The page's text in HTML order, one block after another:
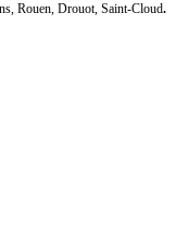
Rouen, Drouot, Saint-Cloud.